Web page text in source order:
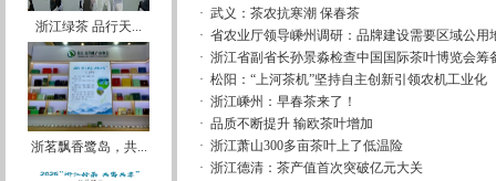
浙江绿茶 品行天...
浙茗飘香鹭岛，共...
· 武义：茶农抗寒潮 保春茶
· 省农业厅领导嵊州调研：品牌建设需要区域公用
· 浙江省副省长孙景淼检查中国国际茶叶博览会筹
· 松阳：“上河茶机”坚持自主创新引领农机工业化
· 浙江嵊州：早春茶来了！
· 品质不断提升 输欧茶叶增加
· 浙江萧山300多亩茶叶上了低温险
· 浙江德清：茶产值首次突破亿元大关